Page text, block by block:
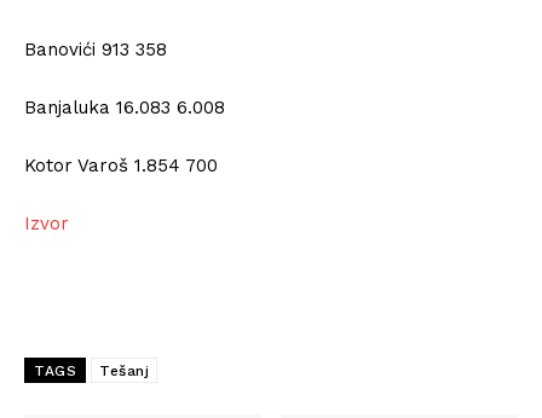
Banovići 913 358
Banjaluka 16.083 6.008
Kotor Varoš 1.854 700
Izvor
TAGS Tešanj